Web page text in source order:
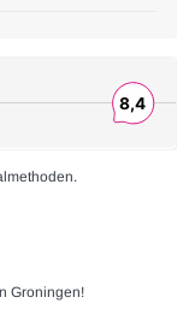
Groningen!